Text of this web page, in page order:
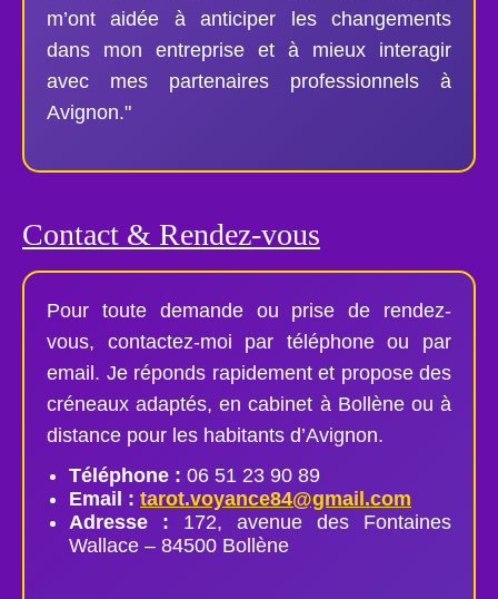
m’ont aidée à anticiper les changements
dans mon entreprise et à mieux interagir
avec mes partenaires professionnels à
Avignon."
Contact & Rendez-vous
Pour toute demande ou prise de rendez-
vous, contactez-moi par téléphone ou par
email. Je réponds rapidement et propose des
créneaux adaptés, en cabinet à Bollène ou à
distance pour les habitants d’Avignon.
Téléphone : 06 51 23 90 89
Email : tarot.voyance84@gmail.com
Adresse : 172, avenue des Fontaines
Wallace – 84500 Bollène